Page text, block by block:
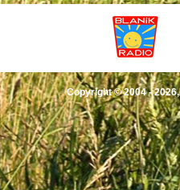
Copyright © 2004 -